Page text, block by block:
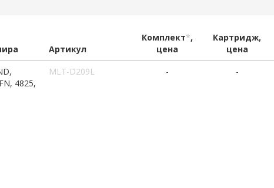
Артикул
Комплект*,
цена
Картридж,
цена
4825,
MLT-D209L - -